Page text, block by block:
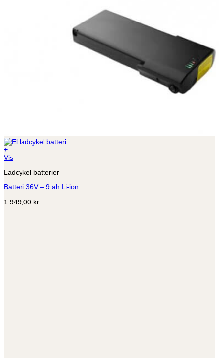
+
Vis
Ladcykel batterier
Batteri 36V – 9 ah Li-ion
1.949,00 kr.